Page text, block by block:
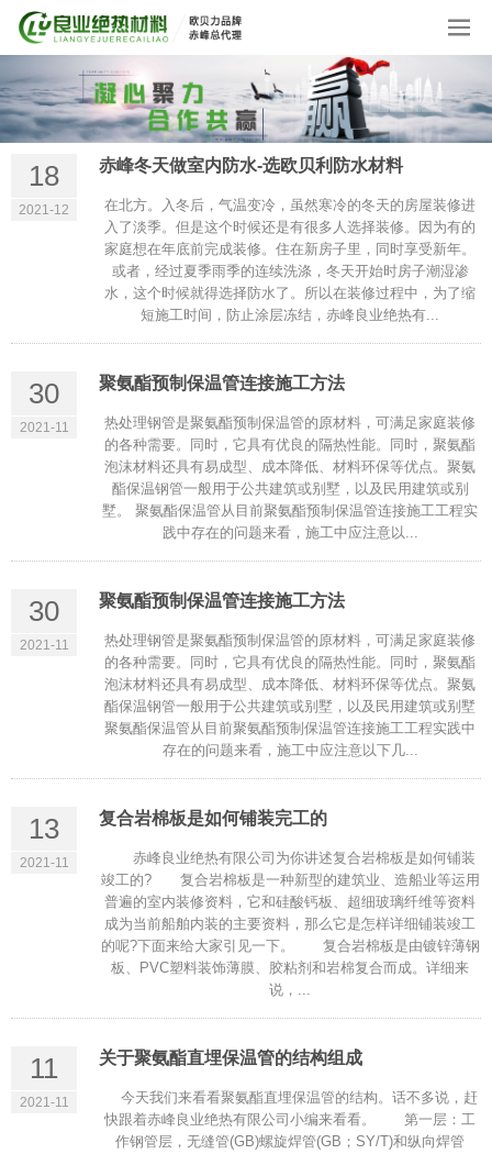
18
2021-12
赤峰冬天做室内防水-选欧贝利防水材料
在北方。入冬后，气温变冷，虽然寒冷的冬天的房屋装修进
入了淡季。但是这个时候还是有很多人选择装修。因为有的
家庭想在年底前完成装修。住在新房子里，同时享受新年。
或者，经过夏季雨季的连续洗涤，冬天开始时房子潮湿渗
水，这个时候就得选择防水了。所以在装修过程中，为了缩
短施工时间，防止涂层冻结，赤峰良业绝热有...
30
2021-11
聚氨酯预制保温管连接施工方法
热处理钢管是聚氨酯预制保温管的原材料，可满足家庭装修
的各种需要。同时，它具有优良的隔热性能。同时，聚氨酯
泡沫材料还具有易成型、成本降低、材料环保等优点。聚氨
酯保温钢管一般用于公共建筑或别墅，以及民用建筑或别
墅。 聚氨酯保温管从目前聚氨酯预制保温管连接施工工程实
践中存在的问题来看，施工中应注意以...
30
2021-11
聚氨酯预制保温管连接施工方法
热处理钢管是聚氨酯预制保温管的原材料，可满足家庭装修
的各种需要。同时，它具有优良的隔热性能。同时，聚氨酯
泡沫材料还具有易成型、成本降低、材料环保等优点。聚氨
酯保温钢管一般用于公共建筑或别墅，以及民用建筑或别墅
聚氨酯保温管从目前聚氨酯预制保温管连接施工工程实践中
存在的问题来看，施工中应注意以下几...
13
2021-11
复合岩棉板是如何铺装完工的
赤峰良业绝热有限公司为你讲述复合岩棉板是如何铺装
竣工的? 复合岩棉板是一种新型的建筑业、造船业等运用
普遍的室内装修资料，它和硅酸钙板、超细玻璃纤维等资料
成为当前船舶内装的主要资料，那么它是怎样详细铺装竣工
的呢?下面来给大家引见一下。 复合岩棉板是由镀锌薄钢
板、PVC塑料装饰薄膜、胶粘剂和岩棉复合而成。详细来
说，...
11
2021-11
关于聚氨酯直埋保温管的结构组成
今天我们来看看聚氨酯直埋保温管的结构。话不多说，赶
快跟着赤峰良业绝热有限公司小编来看看。 第一层：工
作钢管层，无缝管(GB)螺旋焊管(GB；SY/T)和纵向焊管